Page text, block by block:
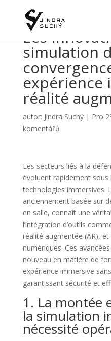
Les
simulation
expérience
réalité
autor: Jindra Suchý| Pro
komentářů
Les secteurs liés à la
évoluent rapidement sous
technologies immersives.
anciennement basée sur
en salle, connaît une
l’intégration d’outils
réalité augmentée (AR), et
numériques. Ces
nouveau en matière de
expérience immersive
garantissant sécurité et
1. La montée
la simulation
nécessité